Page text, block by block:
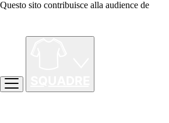
Questo sito contribuisce alla audience de